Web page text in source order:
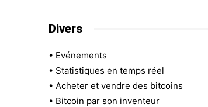
Divers
• Evénements
• Statistiques en temps réel
• Acheter et vendre des bitcoins
• Bitcoin par son inventeur